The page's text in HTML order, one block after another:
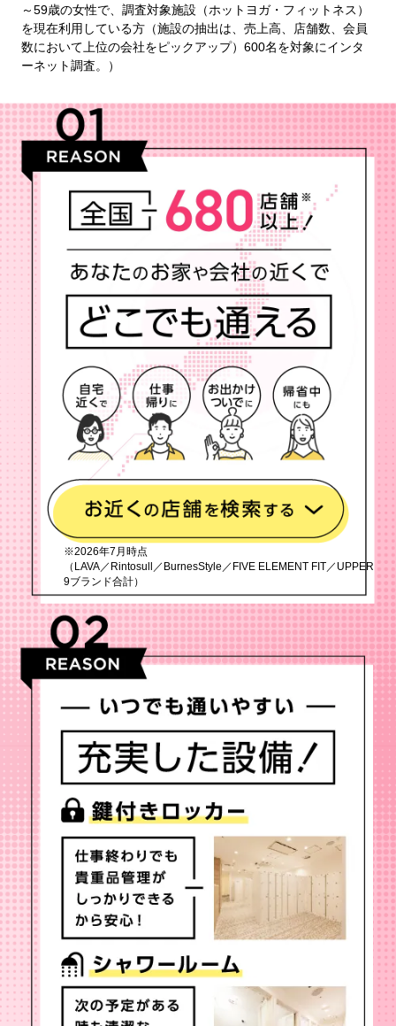
～59歳の女性で、調査対象施設（ホットヨガ・フィットネス）
を現在利用している方（施設の抽出は、売上高、店舗数、会員
数において上位の会社をピックアップ）600名を対象にインタ
ーネット調査。）
※2026年7月時点
（LAVA／Rintosull／BurnesStyle／FIVE ELEMENT FIT／UPPER
9ブランド合計）